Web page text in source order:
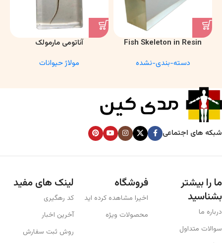
Fish Skeleton in Resin
Anatomy Specimen
دسته-بندی-نشده
آناتومی مارمولک
مولاژ حیوانات
شبکه های اجتماعی
ما را بیشتر
بشناسید
درباره ما
سوالات متداول
فروشگاه
اخیرا مشاهده کرده اید
محصولات ویژه
لینک های مفید
کد رهگیری
آخرین اخبار
روش ثبت سفارش